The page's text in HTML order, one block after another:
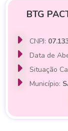
BTG
CNPJ:
Data de
Situação
Município: